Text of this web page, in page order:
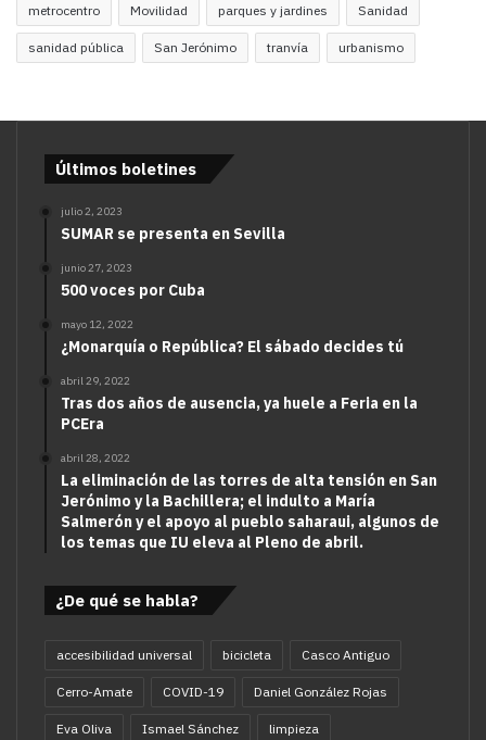
metrocentro Movilidad parques y jardines Sanidad
sanidad pública San Jerónimo tranvía urbanismo
Últimos boletines
julio 2, 2023
SUMAR se presenta en Sevilla
junio 27, 2023
500 voces por Cuba
mayo 12, 2022
¿Monarquía o República? El sábado decides tú
abril 29, 2022
Tras dos años de ausencia, ya huele a Feria en la
PCEra
abril 28, 2022
La eliminación de las torres de alta tensión en San
Jerónimo y la Bachillera; el indulto a María
Salmerón y el apoyo al pueblo saharaui, algunos de
los temas que IU eleva al Pleno de abril.
¿De qué se habla?
accesibilidad universal bicicleta Casco Antiguo
Cerro-Amate COVID-19 Daniel González Rojas
Eva Oliva Ismael Sánchez limpieza